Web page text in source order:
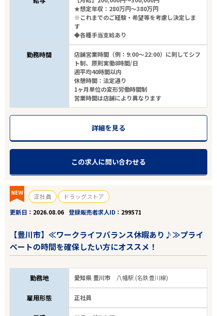
エリアで探す
東海・近畿
名鉄豊川線
業種
雇用形態
こだわり条件
フリーワード
★想定年収：280万円～380万円
※これまでのご経験・希望等を考慮し決定しま
す
◆各種手当支給あり
勤務時間
店舗営業時間（例：9:00～22:00）に則してシフ
ト制、原則実働8時間/日
週平均40時間以内
休憩時間：法定通り
1ヶ月単位の変形労働時間制
営業時間は店舗により異なります
詳細を見る
この求人に問い合わせる
NEW 正社員
ドラッグストア
更新日
2026.08.06 登録販売者求人ID 299571
【豊川市】≪ワークライフバランス休暇あり♪≫プライ
ベートの時間を確保したい方にオススメ！
勤務地 愛知県 豊川市 八幡駅 (名鉄豊川線)
雇用形態 正社員